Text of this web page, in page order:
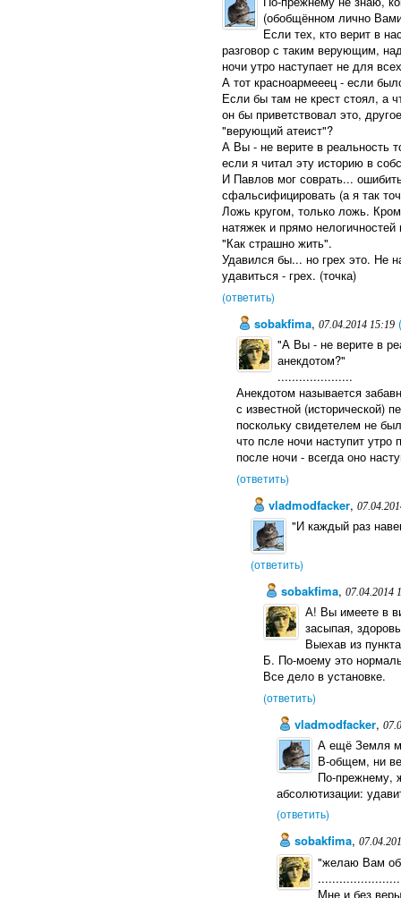
(обобщённом лично
Если тех, кто верит в
разговор с таким верующим,
ночи утро наступает не для
А тот красноармееец - если
Если бы там не крест стоял, а
он бы приветствовал это,
"верующий атеист"?
А Вы - не верите в реальность
если я читал эту историю в
И Павлов мог соврать...
сфальсифицировать (а я так
Ложь кругом, только ложь.
натяжек и прямо нелогичностей
"Как страшно жить".
Удавился бы... но грех это. Не
удавиться - грех. (точка)
(ответить)
sobakfima,07.04.2014 15:19
"А Вы - не верите в
анекдотом?"
.....................
Анекдотом называется
с известной (исторической)
поскольку свидетелем не
что псле ночи наступит
после ночи - всегда оно
(ответить)
vladmodfacker,
"И каждый раз
(ответить)
sobakfima,07.04.2014
А! Вы имеете в
засыпая,
Выехав из
Б. По-моему это
Все дело в установке.
(ответить)
vladmodfacker,
А ещё Земля
В-общем, ни
По-прежнему,
абсолютизации:
(ответить)
sobakfima,
"желаю Вам
Мне и без